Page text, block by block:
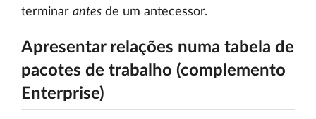
terminar antes de um antecessor.
Apresentar relações numa tabela de
pacotes de trabalho (complemento
Enterprise)